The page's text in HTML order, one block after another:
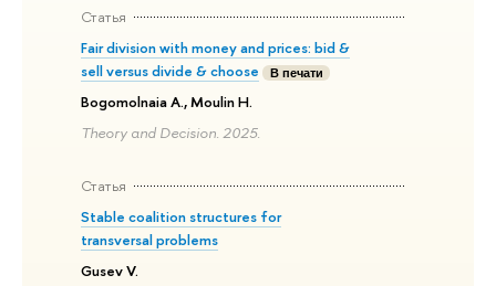
Статья
Fair division with money and prices: bid &
sell versus divide & choose
В печати
Bogomolnaia A., Moulin H.
Theory and Decision. 2025.
Статья
Stable coalition structures for
transversal problems
Gusev V.